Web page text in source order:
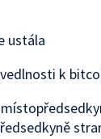
ustála
k